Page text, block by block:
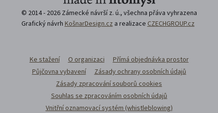
© 2014 - 2026 Zámecké návrší z. ú., všechna přáva vyhrazena
Grafický návrh KošnarDesign.cz a realizace CZECHGROUP.cz
Ke stažení O organizaci
Přímá objednávka prostor
Půjčovna vybavení
Zásady ochrany osobních údajů
Zásady zpracování souborů cookies
Souhlas se zpracováním osobních údajů
Vnitřní oznamovací systém (whistleblowing)